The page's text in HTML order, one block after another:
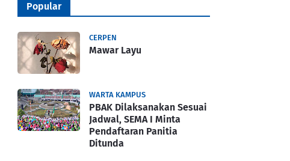
Popular
CERPEN
Mawar Layu
WARTA KAMPUS
PBAK Dilaksanakan Sesuai
Jadwal, SEMA I Minta
Pendaftaran Panitia
Ditunda